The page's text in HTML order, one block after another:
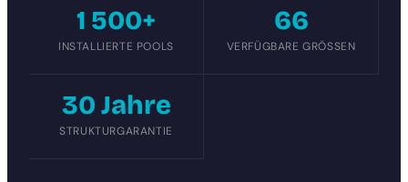
1 500+
INSTALLIERTE POOLS
66
VERFÜGBARE GRÖSSEN
30 Jahre
STRUKTURGARANTIE